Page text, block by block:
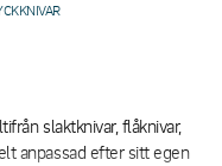
slaktknivar, flåknivar,
anpassad efter sitt egen